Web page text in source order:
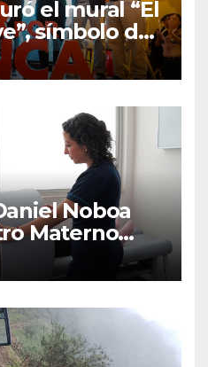
el mural “El
símbolo de
del
Noboa
Materno
en
equipos